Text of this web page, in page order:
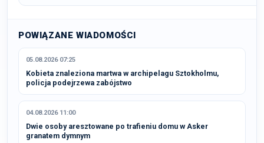
POWIĄZANE WIADOMOŚCI
05.08.2026 07:25
Kobieta znaleziona martwa w archipelagu Sztokholmu,
policja podejrzewa zabójstwo
04.08.2026 11:00
Dwie osoby aresztowane po trafieniu domu w Asker
granatem dymnym